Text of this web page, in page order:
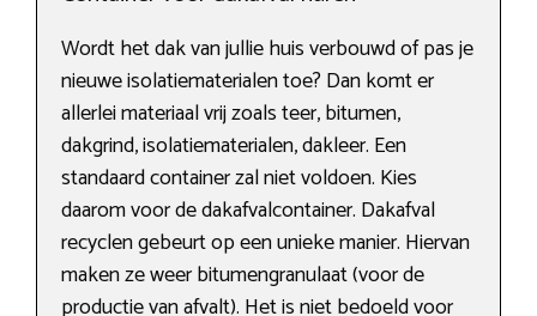
Wordt het dak van jullie huis verbouwd of pas je
nieuwe isolatiematerialen toe? Dan komt er
allerlei materiaal vrij zoals teer, bitumen,
dakgrind, isolatiematerialen, dakleer. Een
standaard container zal niet voldoen. Kies
daarom voor de dakafvalcontainer. Dakafval
recyclen gebeurt op een unieke manier. Hiervan
maken ze weer bitumengranulaat (voor de
productie van afvalt). Het is niet bedoeld voor